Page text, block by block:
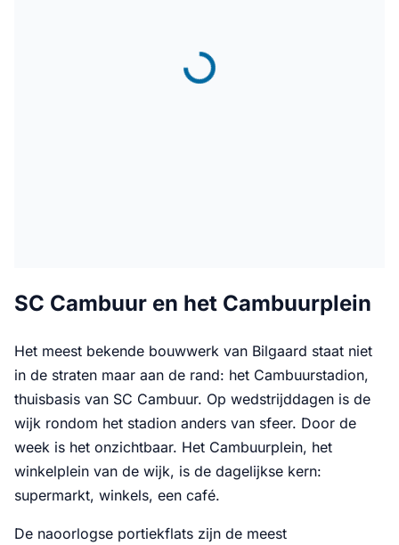
SC Cambuur en het Cambuurplein
Het meest bekende bouwwerk van Bilgaard staat niet
in de straten maar aan de rand: het Cambuurstadion,
thuisbasis van SC Cambuur. Op wedstrijddagen is de
wijk rondom het stadion anders van sfeer. Door de
week is het onzichtbaar. Het Cambuurplein, het
winkelplein van de wijk, is de dagelijkse kern:
supermarkt, winkels, een café.
De naoorlogse portiekflats zijn de meest